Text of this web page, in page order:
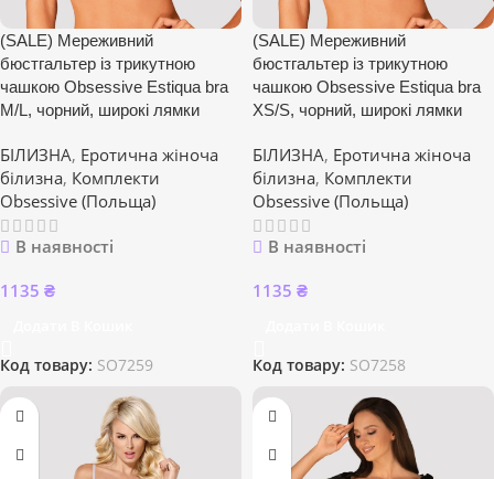
(SALE) Мереживний
бюстгальтер із трикутною
чашкою Obsessive Estiqua bra
M/L, чорний, широкі лямки
БІЛИЗНА, Еротична жіноча
білизна, Комплекти
Obsessive (Польща)
В наявності
1135 ₴
Код товару: SO7259
(SALE) Мереживний
бюстгальтер із трикутною
чашкою Obsessive Estiqua bra
XS/S, чорний, широкі лямки
БІЛИЗНА, Еротична жіноча
білизна, Комплекти
Obsessive (Польща)
В наявності
1135 ₴
Код товару: SO7258